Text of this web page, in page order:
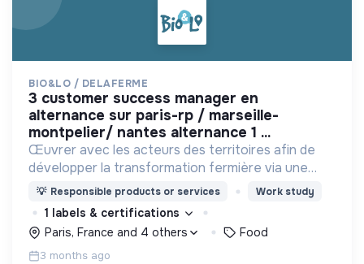
BIO&LO / DELAFERME
3 customer success manager en
alternance sur paris-rp / marseille-
montpelier/ nantes alternance 1 ...
Œuvrer avec les acteurs des territoires afin de
développer la transformation fermière via une
offre bio/équitable qui remonte plus de valeur
pour les fermes, en sortant du contentant à usage
unique
💡 Responsible products or services Work study
1 labels & certifications
Paris, France and 4 others
Food
3 months ago